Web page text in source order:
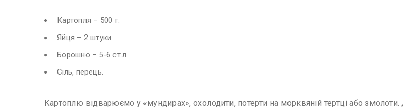
Картопля – 500 г.
Яйця – 2 штуки.
Борошно – 5-6 ст.л.
Сіль, перець.
Картоплю відварюємо у «мундирах», охолодити, потерти на морквяній тертці або